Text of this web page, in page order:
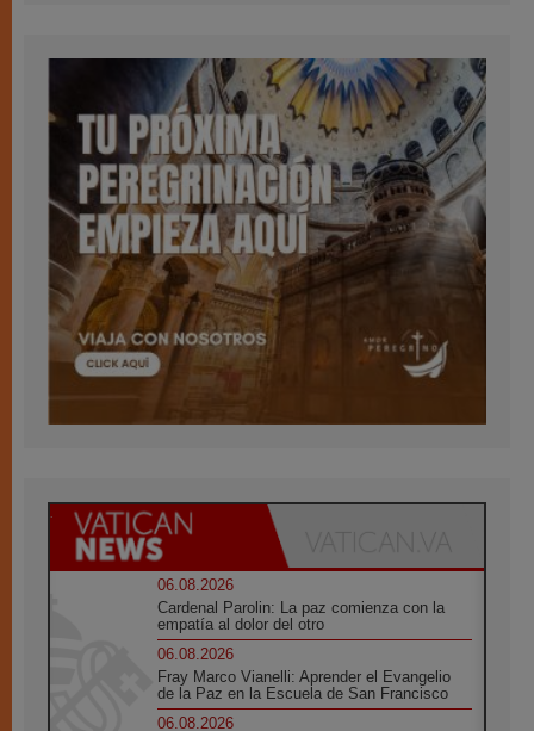
06.08.2026
Cardenal Parolin: La paz comienza con la
empatía al dolor del otro
06.08.2026
Fray Marco Vianelli: Aprender el Evangelio
de la Paz en la Escuela de San Francisco
06.08.2026